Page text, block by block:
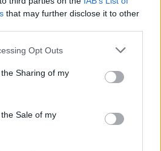
that may further disclose it to other
Opt Outs
Sharing of my
Sale of my
Jukurit hankki lainalle Ottawa
LISÄÄ TEKIJÄLTÄ